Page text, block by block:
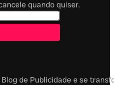
quando quiser.
Blog de Publicidade e se